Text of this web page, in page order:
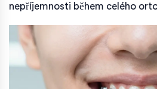
nepříjemnosti během celého